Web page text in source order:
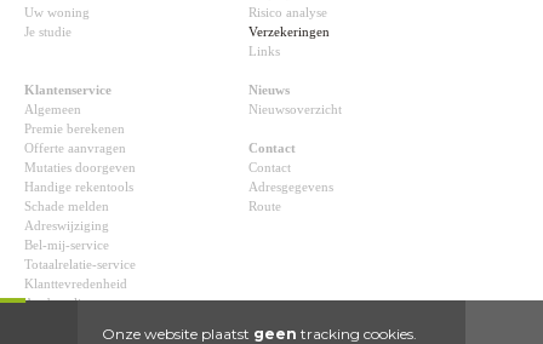
Uw woning
Je studie
Risico analyse
Verzekeringen
Links
Klantenservice
Algemeen
Premie berekenen
Offerte aanvragen
Mutaties doorgeven
Handige rekentools
Schade melden
Adreswijziging
Bel-mij-service
Totaalrelatie-service
Klanttevredenheid
Aanbeveling
Nieuws
Nieuwsoverzicht
Contact
Contact
Adresgegevens
Route
Onze website plaatst geen tracking cookies.